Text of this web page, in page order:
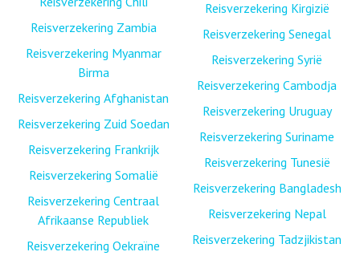
Reisverzekering Zambia
Reisverzekering Myanmar
Birma
Reisverzekering Afghanistan
Reisverzekering Zuid Soedan
Reisverzekering Frankrijk
Reisverzekering Somalië
Reisverzekering Centraal
Afrikaanse Republiek
Reisverzekering Oekraïne
Reisverzekering Kirgizië
Reisverzekering Senegal
Reisverzekering Syrië
Reisverzekering Cambodja
Reisverzekering Uruguay
Reisverzekering Suriname
Reisverzekering Tunesië
Reisverzekering Bangladesh
Reisverzekering Nepal
Reisverzekering Tadzjikistan